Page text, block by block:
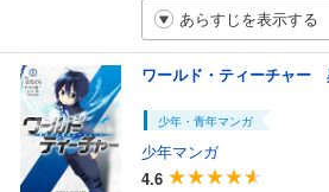
あらすじを表示する
ワールド・ティーチャー
少年・青年マンガ
少年マンガ
4.6